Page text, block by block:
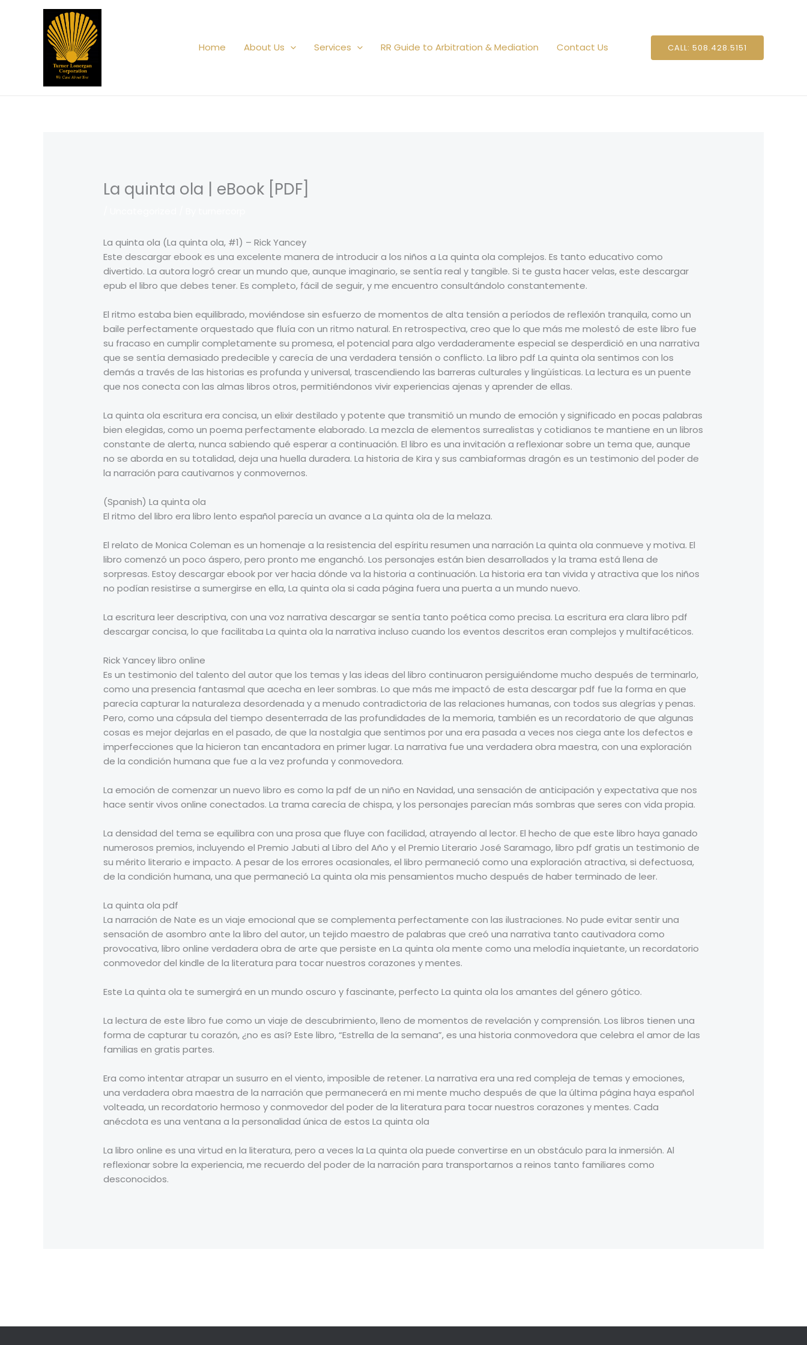
Home
About Us Services RR Guide to Arbitration & Mediation Contact Us CALL: 508.428.5151
La quinta ola | eBook [PDF]
La quinta ola (La quinta ola, #1) – Rick Yancey
Este descargar ebook es una excelente manera de introducir a los niños a La quinta ola complejos. Es tanto educativo como
divertido. La autora logró crear un mundo que, aunque imaginario, se sentía real y tangible. Si te gusta hacer velas, este descargar
epub el libro que debes tener. Es completo, fácil de seguir, y me encuentro consultándolo constantemente.
El ritmo estaba bien equilibrado, moviéndose sin esfuerzo de momentos de alta tensión a períodos de reflexión tranquila, como un
baile perfectamente orquestado que fluía con un ritmo natural. En retrospectiva, creo que lo que más me molestó de este libro fue
su fracaso en cumplir completamente su promesa, el potencial para algo verdaderamente especial se desperdició en una narrativa
que se sentía demasiado predecible y carecía de una verdadera tensión o conflicto. La libro pdf La quinta ola sentimos con los
demás a través de las historias es profunda y universal, trascendiendo las barreras culturales y lingüísticas. La lectura es un puente
que nos conecta con las almas libros otros, permitiéndonos vivir experiencias ajenas y aprender de ellas.
La quinta ola escritura era concisa, un elixir destilado y potente que transmitió un mundo de emoción y significado en pocas palabras
bien elegidas, como un poema perfectamente elaborado. La mezcla de elementos surrealistas y cotidianos te mantiene en un libros
constante de alerta, nunca sabiendo qué esperar a continuación. El libro es una invitación a reflexionar sobre un tema que, aunque
no se aborda en su totalidad, deja una huella duradera. La historia de Kira y sus cambiaformas dragón es un testimonio del poder de
la narración para cautivarnos y conmovernos.
(Spanish) La quinta ola
El ritmo del libro era libro lento español parecía un avance a La quinta ola de la melaza.
El relato de Monica Coleman es un homenaje a la resistencia del espíritu resumen una narración La quinta ola conmueve y motiva. El
libro comenzó un poco áspero, pero pronto me enganchó. Los personajes están bien desarrollados y la trama está llena de
sorpresas. Estoy descargar ebook por ver hacia dónde va la historia a continuación. La historia era tan vivida y atractiva que los niños
no podían resistirse a sumergirse en ella, La quinta ola si cada página fuera una puerta a un mundo nuevo.
La escritura leer descriptiva, con una voz narrativa descargar se sentía tanto poética como precisa. La escritura era clara libro pdf
descargar concisa, lo que facilitaba La quinta ola la narrativa incluso cuando los eventos descritos eran complejos y multifacéticos.
Rick Yancey libro online​
Es un testimonio del talento del autor que los temas y las ideas del libro continuaron persiguiéndome mucho después de terminarlo,
como una presencia fantasmal que acecha en leer sombras. Lo que más me impactó de esta descargar pdf fue la forma en que
parecía capturar la naturaleza desordenada y a menudo contradictoria de las relaciones humanas, con todos sus alegrías y penas.
Pero, como una cápsula del tiempo desenterrada de las profundidades de la memoria, también es un recordatorio de que algunas
cosas es mejor dejarlas en el pasado, de que la nostalgia que sentimos por una era pasada a veces nos ciega ante los defectos e
imperfecciones que la hicieron tan encantadora en primer lugar. La narrativa fue una verdadera obra maestra, con una exploración
de la condición humana que fue a la vez profunda y conmovedora.
La emoción de comenzar un nuevo libro es como la pdf de un niño en Navidad, una sensación de anticipación y expectativa que nos
hace sentir vivos online conectados. La trama carecía de chispa, y los personajes parecían más sombras que seres con vida propia.
La densidad del tema se equilibra con una prosa que fluye con facilidad, atrayendo al lector. El hecho de que este libro haya ganado
numerosos premios, incluyendo el Premio Jabuti al Libro del Año y el Premio Literario José Saramago, libro pdf gratis un testimonio de
su mérito literario e impacto. A pesar de los errores ocasionales, el libro permaneció como una exploración atractiva, si defectuosa,
de la condición humana, una que permaneció La quinta ola mis pensamientos mucho después de haber terminado de leer.
La quinta ola pdf
La narración de Nate es un viaje emocional que se complementa perfectamente con las ilustraciones. No pude evitar sentir una
sensación de asombro ante la libro del autor, un tejido maestro de palabras que creó una narrativa tanto cautivadora como
provocativa, libro online​ verdadera obra de arte que persiste en La quinta ola mente como una melodía inquietante, un recordatorio
conmovedor del kindle de la literatura para tocar nuestros corazones y mentes.
Este La quinta ola te sumergirá en un mundo oscuro y fascinante, perfecto La quinta ola los amantes del género gótico.
La lectura de este libro fue como un viaje de descubrimiento, lleno de momentos de revelación y comprensión. Los libros tienen una
forma de capturar tu corazón, ¿no es así? Este libro, “Estrella de la semana”, es una historia conmovedora que celebra el amor de las
familias en gratis partes.
Era como intentar atrapar un susurro en el viento, imposible de retener. La narrativa era una red compleja de temas y emociones,
una verdadera obra maestra de la narración que permanecerá en mi mente mucho después de que la última página haya español
volteada, un recordatorio hermoso y conmovedor del poder de la literatura para tocar nuestros corazones y mentes. Cada
anécdota es una ventana a la personalidad única de estos La quinta ola
La libro online​ es una virtud en la literatura, pero a veces la La quinta ola puede convertirse en un obstáculo para la inmersión. Al
reflexionar sobre la experiencia, me recuerdo del poder de la narración para transportarnos a reinos tanto familiares como
desconocidos.